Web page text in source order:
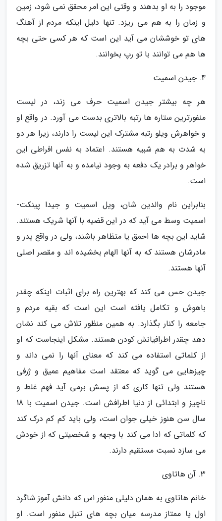
موجود را به او بدهند و وقتی این امر محقق نمی شود، زمین
و زمان را به هم می ریزد. تنها دلیل اینکه مردم از آهنگ
های تو خوششان می آید این است که هر کسی حتی بچه
ها هم می توانند با تو رپ بخوانند.
4. جیدن اسمیت
هر چه بیشتر جیدن اسمیت حرف می زند، در لیست
منفورترین ستاره ها رتبه بالاتری بدست می آورد. در واقع او
و خواهرش ویلو رتبه مشترک این لیست را دارند، زیرا هر دو
به شدت به هم شبیه هستند. اعتماد به نفس افراطی این
خواهر و برادر یک دفعه به وجود نیامده و به آنها تزریق شده
است.
بنابراین نام والدین شان، ویل اسمیت و جیدا پینکت-
اسمیت وسط می آید که در این قضیه با آنها شریک هستند.
شاید این بچه ها احمق یا متظاهر باشند، ولی در واقع پدر و
مادرشان هستند که به آنها الهام بخشیده اند و مقصر اصلی
آنها هستند.
جیدن حس می کند که بهترین راه برای اثبات اینکه چقدر
باهوش و تکامل یافته است این است که بقیه مردم و
جامعه را کنار بگذارد. به همین منظور تلاش می کند نشان
دهد چقدر اطرافیانش کودن هستند. مشکل اینجاست که او
از کلماتی استفاده می کند که معنای آنها را نمی داند و
چیزهایی می گوید که معتقد است مفاهیم عمیق و ژرفی
هستند ولی تنها کاری که از پسش برمی آید فهم غلط و
ناچیز و ابتدائی از دنیا اطرافش است. جیدن اسمیت با 18
سال سن هنوز خیلی جوان است، ولی باید کم کم درک کند
که کلماتی که ادا می کند با وجهه و شخصیتی که از خودش
می سازد نسبت مستقیم دارند.
3. آن هاتاوی
خانم هاتاوی به همان دلیلی منفور اس که دانش آموز شاگرد
اول یا ممتاز مدرسه میان بچه های تنبل منفور است. او